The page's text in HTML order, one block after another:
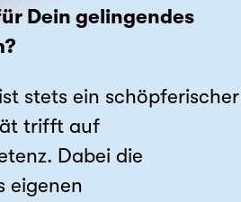
Dein gelingendes
stets ein schöpferischer
trifft auf
Dabei die
eigenen